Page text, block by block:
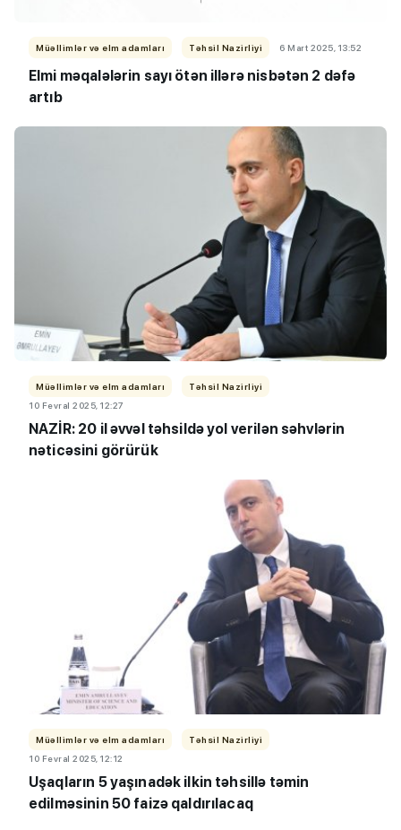
Müəllimlər və elm adamları Təhsil Nazirliyi 6 Mart 2025, 13:52
Elmi məqalələrin sayı ötən illərə nisbətən 2 dəfə
artıb
Müəllimlər və elm adamları
Təhsil Nazirliyi
10 Fevral 2025, 12:27
NAZİR: 20 il əvvəl təhsildə yol verilən səhvlərin
nəticəsini görürük
Müəllimlər və elm adamları
Təhsil Nazirliyi
10 Fevral 2025, 12:12
Uşaqların 5 yaşınadək ilkin təhsillə təmin
edilməsinin 50 faizə qaldırılacaq